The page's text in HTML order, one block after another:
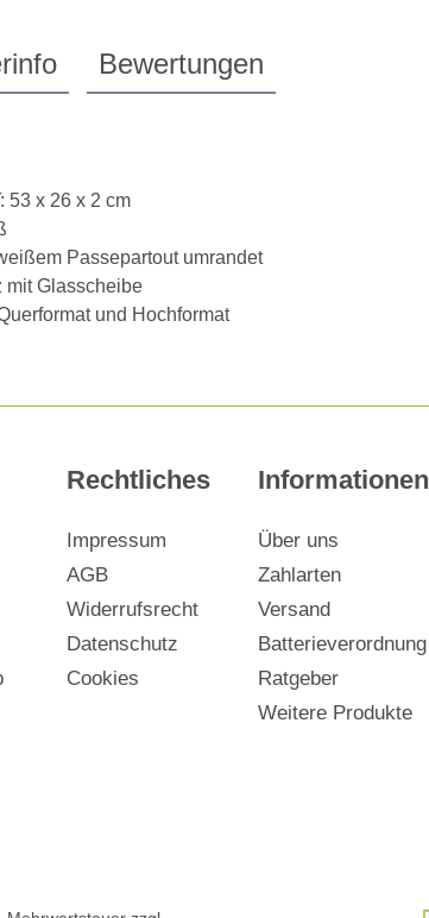
Bewertungen
53 x 26 x 2 cm
Passepartout umrandet
mit Glasscheibe
und Hochformat
Rechtliches
Impressum
AGB
Widerrufsrecht
Datenschutz
Cookies
Informationen
Über uns
Zahlarten
Versand
Batterieverordnung
Ratgeber
Weitere Produkte